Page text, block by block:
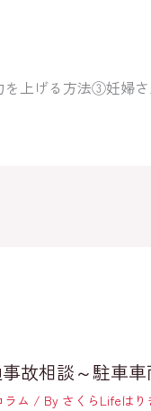
上げる方法③妊婦
故相談～駐車
ラム / By さくらLifeはり